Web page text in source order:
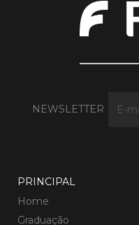
NEWSLETTER
PRINCIPAL
Home
Graduação